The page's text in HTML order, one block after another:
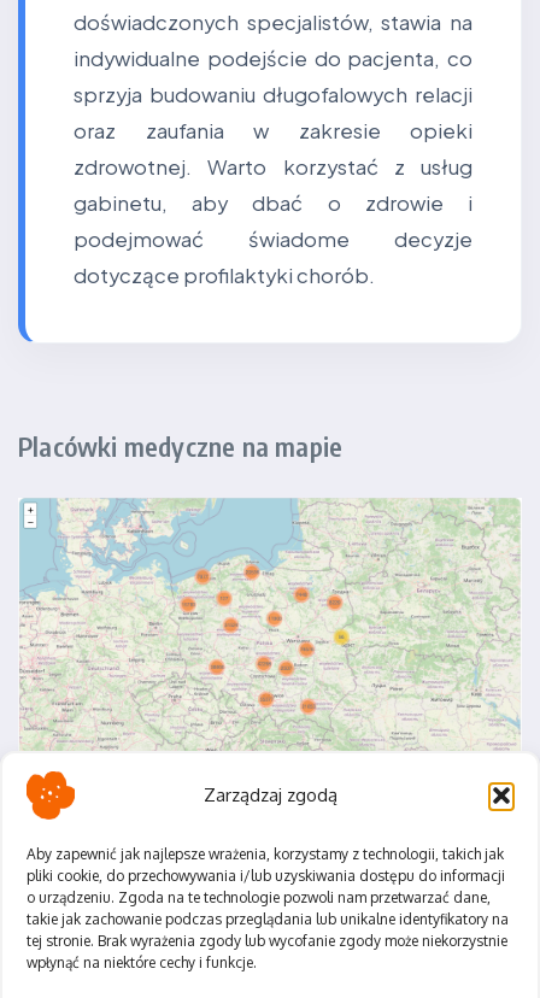
Zarządzaj zgodą
Aby zapewnić jak najlepsze wrażenia, korzystamy z technologii, takich jak
pliki cookie, do przechowywania i/lub uzyskiwania dostępu do informacji
o urządzeniu. Zgoda na te technologie pozwoli nam przetwarzać dane,
takie jak zachowanie podczas przeglądania lub unikalne identyfikatory na
tej stronie. Brak wyrażenia zgody lub wycofanie zgody może niekorzystnie
wpłynąć na niektóre cechy i funkcje.
doświadczonych specjalistów, stawia na
indywidualne podejście do pacjenta, co
sprzyja budowaniu długofalowych relacji
oraz zaufania w zakresie opieki
zdrowotnej. Warto korzystać z usług
gabinetu, aby dbać o zdrowie i
podejmować świadome decyzje
dotyczące profilaktyki chorób.
Placówki medyczne na mapie
Polityka Prywatności
Regulamin